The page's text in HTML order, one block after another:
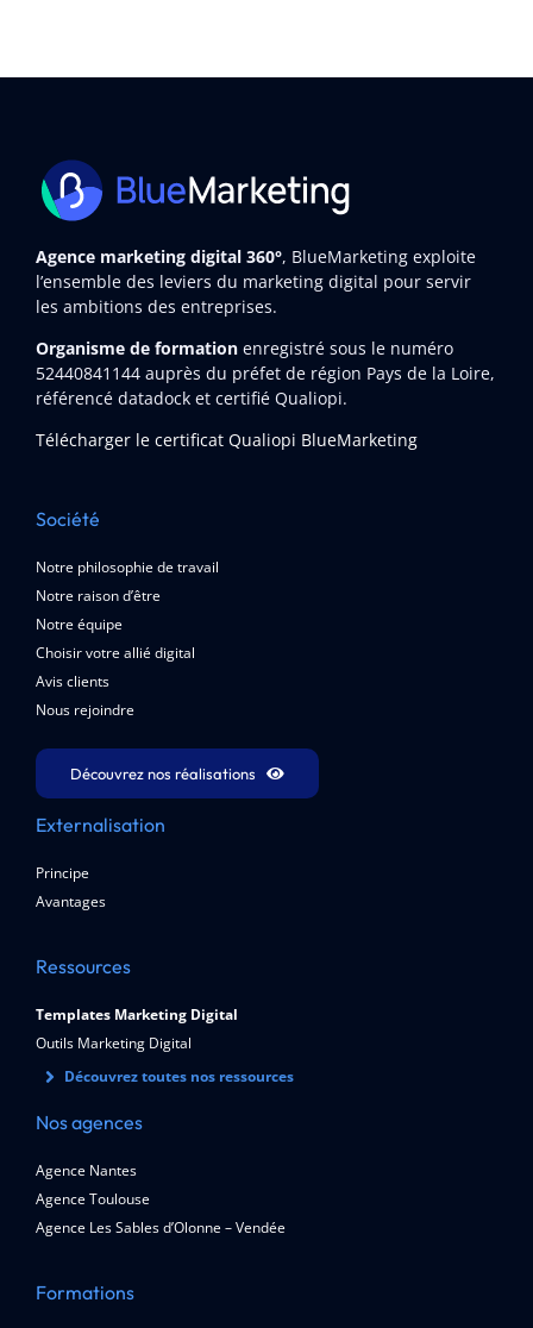
Agence marketing digital 360°, BlueMarketing exploite
l’ensemble des leviers du marketing digital pour servir
les ambitions des entreprises.
Organisme de formation enregistré sous le numéro
52440841144auprès du préfet de région Pays de la Loire,
référencé datadock et certifié Qualiopi.
Télécharger le certificat Qualiopi BlueMarketing
Société
Notre philosophie de travail
Notre raison d’être
Notre équipe
Choisir votre allié digital
Avis clients
Nous rejoindre
Découvrez nos réalisations
Externalisation
Principe
Avantages
Ressources
Templates Marketing Digital
Outils Marketing Digital
Découvrez toutes nos ressources
Nos agences
Agence Nantes
Agence Toulouse
Agence Les Sables d’Olonne – Vendée
Formations